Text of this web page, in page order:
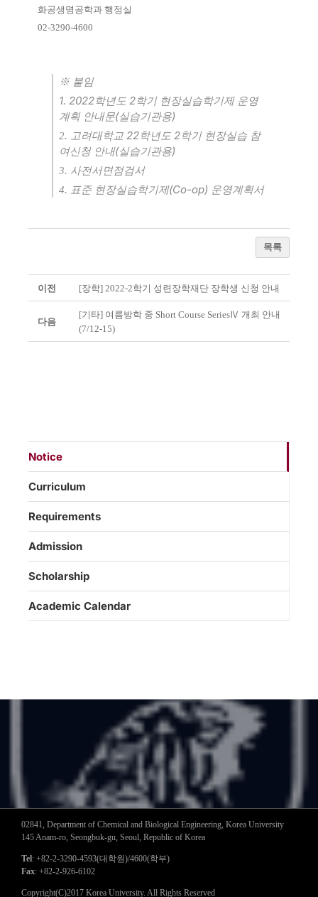
화공생명공학과 행정실
02-3290-4600
※ 붙임
1. 2022학년도 2학기 현장실습학기제 운영
계획 안내문(실습기관용)
2. 고려대학교 22학년도 2학기 현장실습 참
여신청 안내(실습기관용)
3. 사전서면점검서
4. 표준 현장실습학기제(Co-op) 운영계획서
목록
이전 [장학] 2022-2학기 성련장학재단 장학생 신청 안내
다음
[기타] 여름방학 중 Short Course SeriesⅣ 개최 안내
(7/12-15)
Notice
Curriculum
Requirements
Admission
Scholarship
Academic Calendar
02841, Department of Chemical and Biological Engineering, Korea University
145 Anam-ro, Seongbuk-gu, Seoul, Republic of Korea
Tel: +82-2-3290-4593(대학원)/4600(학부)
Fax: +82-2-926-6102
Copyright(C)2017 Korea University. All Rights Reserved